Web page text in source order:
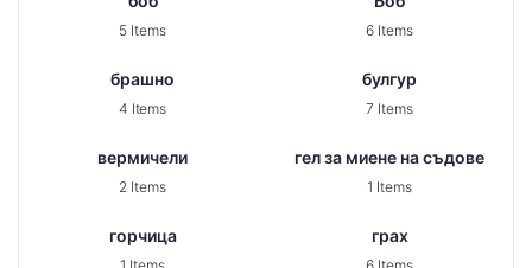
5 Items 6 Items
брашно
4 Items
булгур
7 Items
вермичели
2 Items
гел за миене на съдове
1 Items
горчица грах